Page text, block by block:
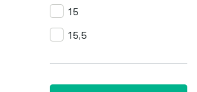
15
15,5
16,5